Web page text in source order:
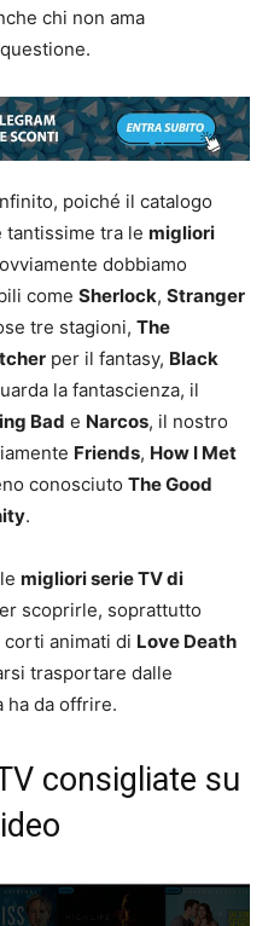
chi non ama
poiché il catalogo
tantissime tra le migliori
dobbiamo
come Sherlock, Stranger
tre stagioni, The
per il fantasy, Black
la fantascienza, il
Bad e Narcos, il nostro
Friends, How I Met
conosciuto The Good
.
migliori serie TV di
scoprirle, soprattutto
animati di Love Death
trasportare dalle
ha da offrire.
consigliate su